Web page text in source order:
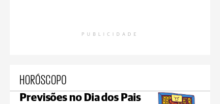
PUBLICIDADE
HORÓSCOPO
Previsões no Dia dos Pais